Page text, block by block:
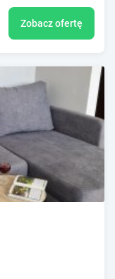
Zobacz ofertę